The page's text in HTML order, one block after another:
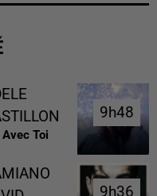
Avec Toi
9h48
9h48
9h36
9h36